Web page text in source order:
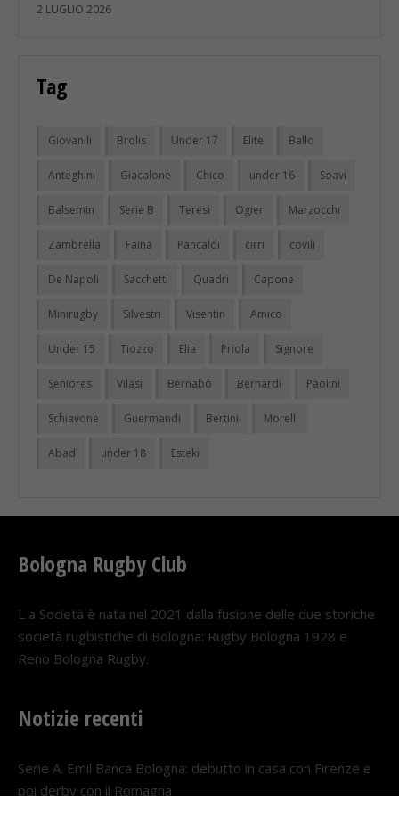
2 LUGLIO 2026
Tag
Giovanili Brolis Under 17 Elite Ballo
Anteghini Giacalone Chico under 16 Soavi
Balsemin Serie B Teresi Ogier Marzocchi
Zambrella Faina Pancaldi cirri covili
De Napoli Sacchetti Quadri Capone
Minirugby Silvestri Visentin Amico
Under 15 Tiozzo Elia Priola Signore
Seniores Vilasi Bernabò Bernardi Paolini
Schiavone Guermandi Bertini Morelli
Abad under 18 Esteki
Bologna Rugby Club
L a Società è nata nel 2021 dalla fusione delle due storiche
società rugbistiche di Bologna: Rugby Bologna 1928 e
Reno Bologna Rugby.
Notizie recenti
Serie A. Emil Banca Bologna: debutto in casa con Firenze e
poi derby con il Romagna